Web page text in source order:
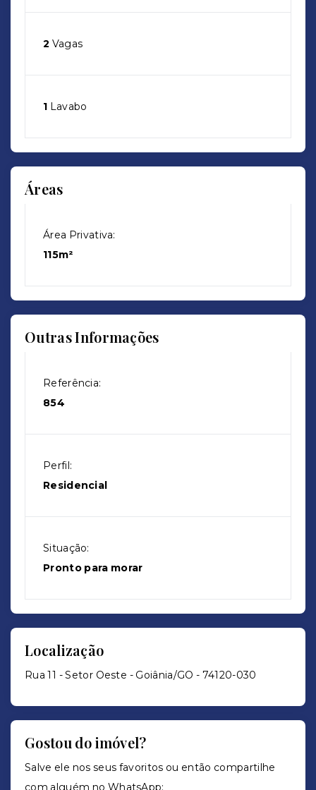
2 Vagas
1 Lavabo
Áreas
Área Privativa:
115m²
Outras Informações
Referência:
854
Perfil:
Residencial
Situação:
Pronto para morar
Localização
Rua 11 - Setor Oeste - Goiânia/GO - 74120-030
Gostou do imóvel?
Salve ele nos seus favoritos ou então compartilhe
com alguém no WhatsApp: